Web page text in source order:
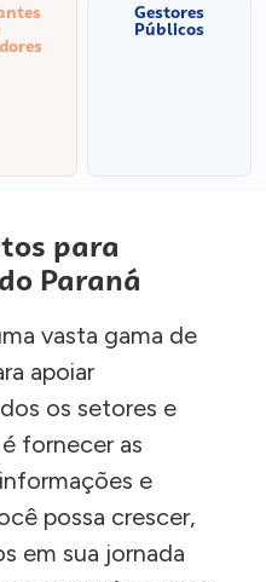
Gestores
Públicos
para
Paraná
vasta gama de
apoiar
os setores e
fornecer as
e
possa crescer,
em sua jornada